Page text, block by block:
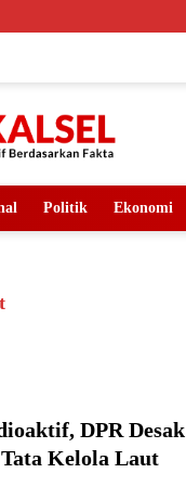
Politik Ekonomi
DPR Desak
Kelola Laut